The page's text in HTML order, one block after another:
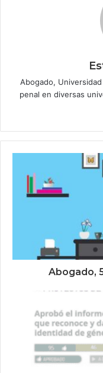
Abogado,
penal en diversas
Abogado,